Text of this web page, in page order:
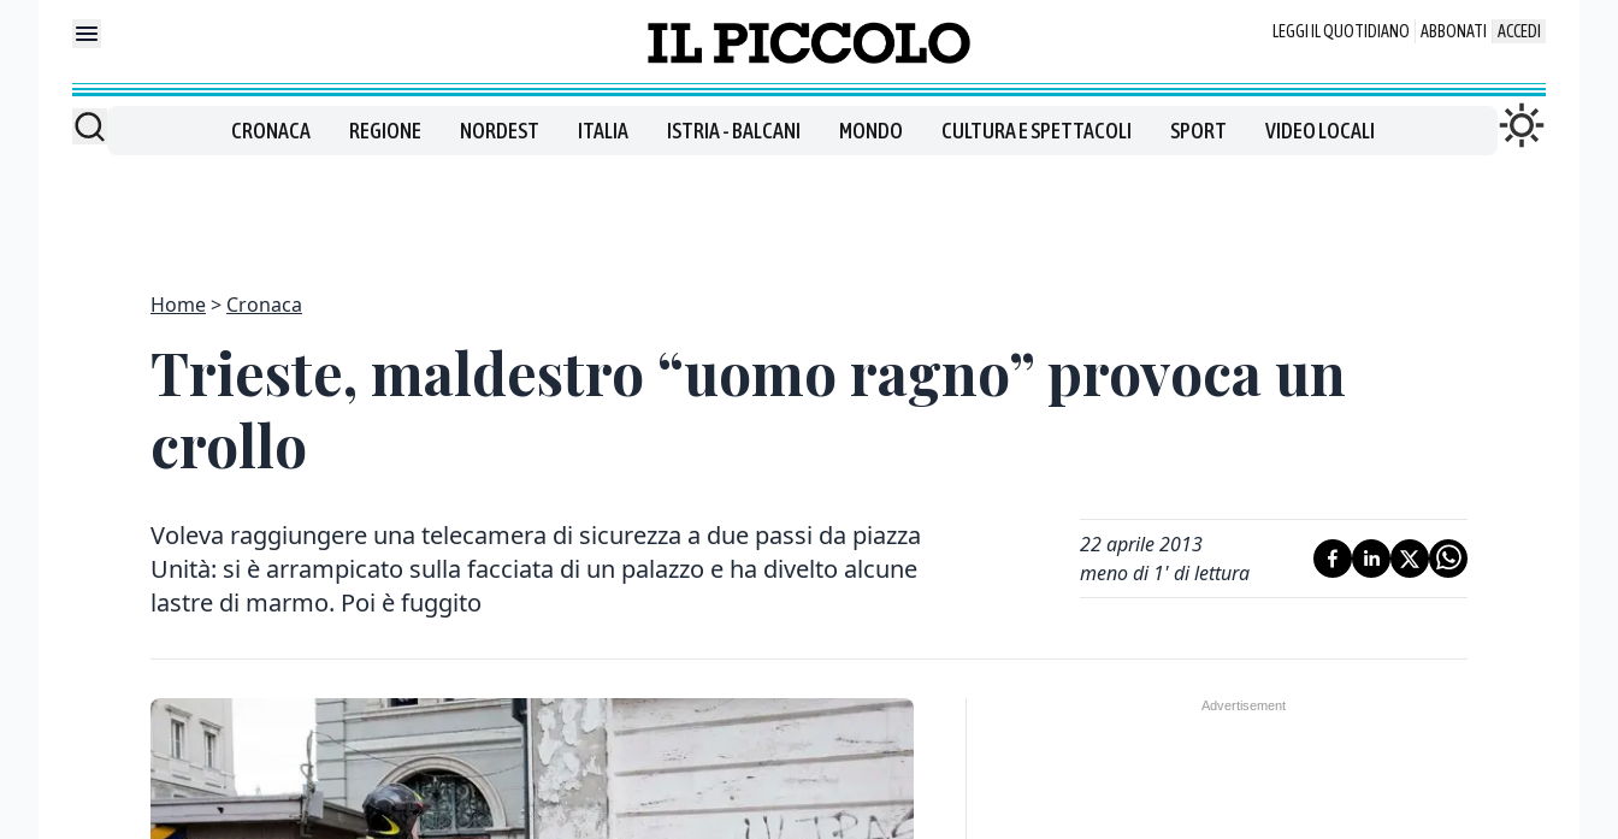
LEGGI IL QUOTIDIANO ABBONATI ACCEDI
CRONACA REGIONE NORDEST ITALIA ISTRIA - BALCANI MONDO CULTURA E SPETTACOLI SPORT VIDEO LOCALI
Home Cronaca
Trieste, maldestro “uomo ragno” provoca un
crollo
Voleva raggiungere una telecamera di sicurezza a due passi da piazza
Unità: si è arrampicato sulla facciata di un palazzo e ha divelto alcune
lastre di marmo. Poi è fuggito
22 aprile 2013
meno di 1' di lettura